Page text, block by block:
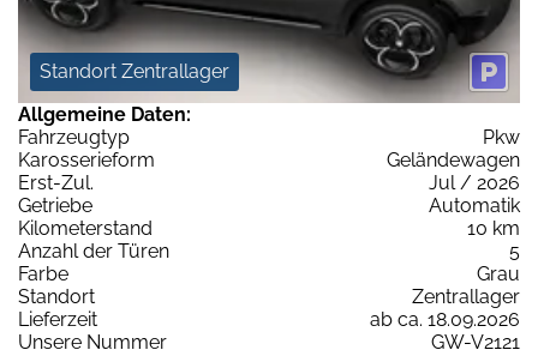
Standort Zentrallager
Allgemeine Daten:
Fahrzeugtyp
Pkw
Karosserieform
Geländewagen
Erst-Zul.
Jul / 2026
Getriebe
Automatik
Kilometerstand
10 km
Anzahl der Türen
5
Farbe
Grau
Standort
Zentrallager
Lieferzeit
ab ca. 18.09.2026
Unsere Nummer
GW-V2121